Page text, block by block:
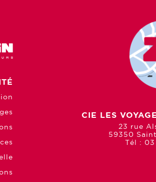
CIE LES
23 rue
59350
Tél : 03